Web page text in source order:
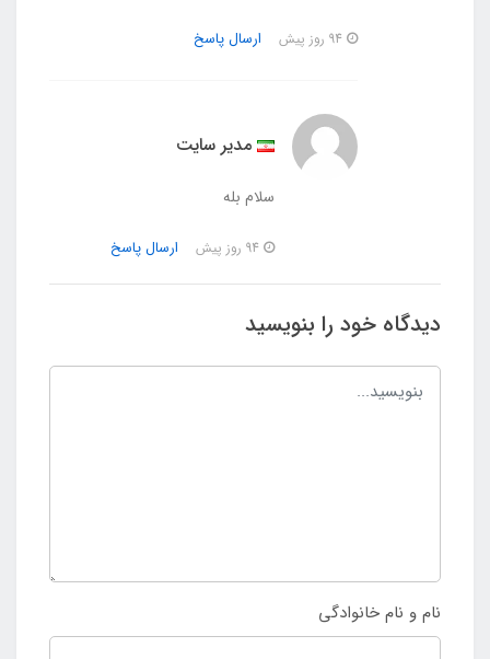
ارسال پاسخ
مدیر سایت
سلام بله
ارسال پاسخ
دیدگاه خود را بنویسید
نام و نام خانوادگی